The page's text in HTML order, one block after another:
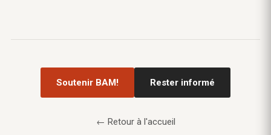
Soutenir BAM! Rester informé
← Retour à l'accueil